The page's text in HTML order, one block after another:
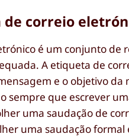
correio
é um conjunto de
A etiqueta de
e o objetivo
sempre que escrever
uma saudação de
uma saudação formal